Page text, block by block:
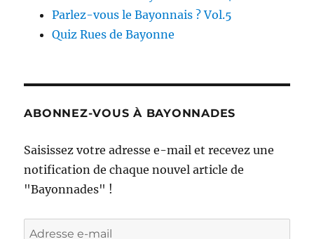
Parlez-vous le Bayonnais ? Vol.5
Quiz Rues de Bayonne
ABONNEZ-VOUS À BAYONNADES
Saisissez votre adresse e-mail et recevez une
notification de chaque nouvel article de
"Bayonnades" !
Adresse